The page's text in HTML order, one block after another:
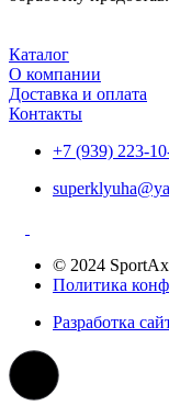
Каталог
О компании
Доставка и оплата
Контакты
+7 (939) 223-
© 2024
Политика
Разработка